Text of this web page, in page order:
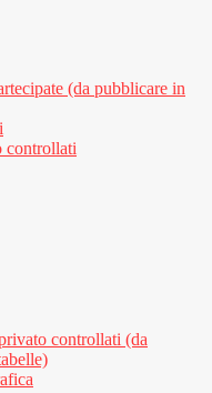
(da pubblicare in
controllati
controllati (da